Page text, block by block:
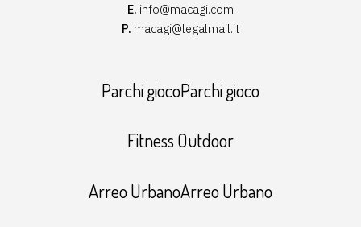
E. info@macagi.com
P. macagi@legalmail.it
Parchi giocoParchi gioco
Fitness Outdoor
Arreo UrbanoArreo Urbano